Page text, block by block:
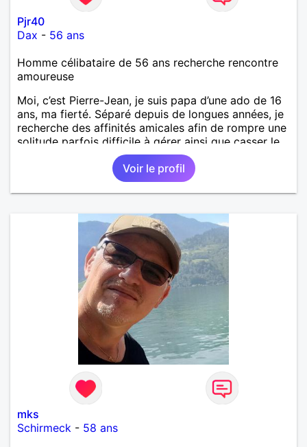
Pjr40
Dax - 56 ans
Homme célibataire de 56 ans recherche rencontre
amoureuse
Moi, c’est Pierre-Jean, je suis papa d’une ado de 16
ans, ma fierté. Séparé depuis de longues années, je
recherche des affinités amicales afin de rompre une
solitude parfois difficile à gérer ainsi que casser le
vague à l’âme. L’amitié reste extrêmement
importante à mes yeux mais peut se décliner en des
sentiments plus puissants. « Le temps fera son
œuvre » disait Arthur Schopenhauer, philosophe
autant être trop locace. Je suis bourré de qualités
avec très peu de défauts. Je suis altruiste,
bienveillant, empathique, attentionné, honnête,
respectueux, doux de caractère et compréhensif : je
laisse « glisser » beaucoup de choses. Mais ne vous
m’éprenez pas Mesdames, si une personne que
j’aime me trahit une fois, il n’y aura pas de seconde
chance et je l’effacerai à « vitam eternam ».
Néanmoins, je suis un tout petit peu maniaque ainsi
qu’impatient. J’essaye de faire des efforts. Rien de
bien dramatique ! Du moins je le pense……Je suis un
homme facile à vivre. À vous si vous le souhaitez,
d’apprendre à me connaître davantage. J’en serai
ravi….A très bientôt je l’espère.
Voir le profil
mks
Schirmeck - 58 ans